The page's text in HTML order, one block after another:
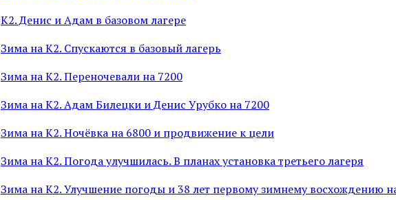
К2. Денис и Адам в базовом лагере
Зима на К2. Спускаются в базовый лагерь
Зима на К2. Переночевали на 7200
Зима на К2. Адам Билецки и Денис Урубко на 7200
Зима на К2. Ночёвка на 6800 и продвижение к цели
Зима на К2. Погода улучшилась. В планах установка третьего лагеря
Зима на К2. Улучшение погоды и 38 лет первому зимнему восхождению